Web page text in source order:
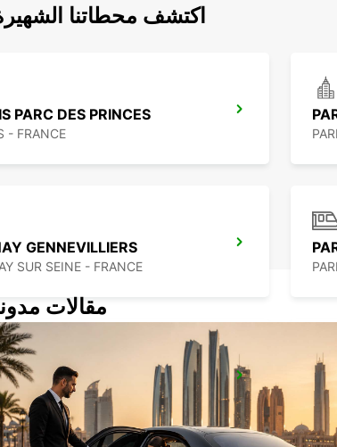
اكتشف محطاتنا
PARC DES PRINCES
- FRANCE
GENNEVILLIERS
SUR SEINE - FRANCE
PLACE D'ITALIE
- FRANCE
مقالات